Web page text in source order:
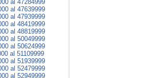
al 47284999
al 47639999
al 47939999
al 48419999
al 48819999
al 50049999
al 50624999
al 51109999
al 51939999
al 52479999
al 52949999